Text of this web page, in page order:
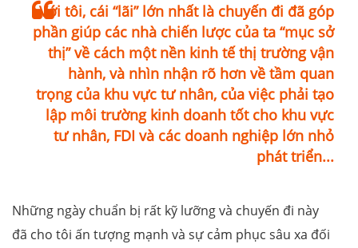
Với tôi, cái “lãi” lớn nhất là chuyến đi đã góp
phần giúp các nhà chiến lược của ta “mục sở
thị” về cách một nền kinh tế thị trường vận
hành, và nhìn nhận rõ hơn về tầm quan
trọng của khu vực tư nhân, của việc phải tạo
lập môi trường kinh doanh tốt cho khu vực
tư nhân, FDI và các doanh nghiệp lớn nhỏ
phát triển...
Những ngày chuẩn bị rất kỹ lưỡng và chuyến đi này
đã cho tôi ấn tượng mạnh và sự cảm phục sâu xa đối